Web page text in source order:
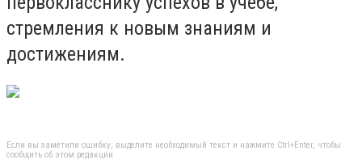
стремления к новым знаниям и
достижениям.
Если вы заметили ошибку, выделите необходимый текст и нажмите Ctrl+Enter, чтобы
сообщить об этом редакции